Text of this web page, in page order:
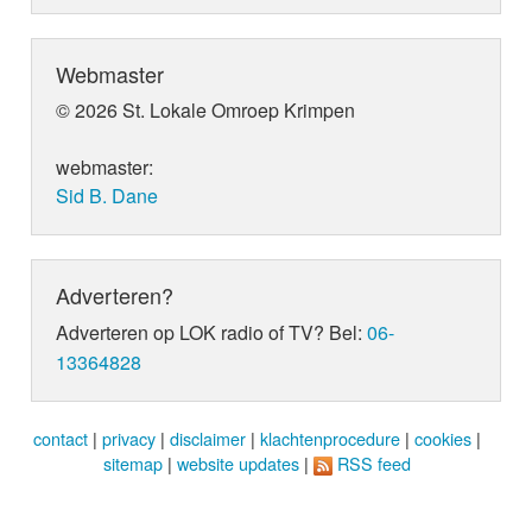
Webmaster
© 2026 St. Lokale Omroep Krimpen
webmaster:
Sid B. Dane
Adverteren?
Adverteren op LOK radio of TV? Bel:06-
13364828
contact | privacy | disclaimer | klachtenprocedure | cookies |
sitemap | website updates | RSS feed